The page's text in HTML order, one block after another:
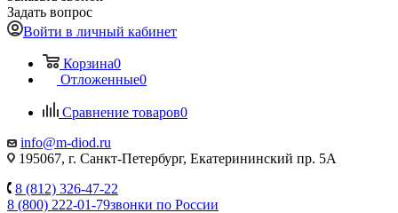
Задать вопрос
Войти в личный кабинет
Корзина0
Отложенные0
Сравнение товаров0
info@m-diod.ru
195067, г. Санкт-Петербург, Екатерининский пр. 5А
8 (812) 326-47-22
8 (800) 222-01-79звонки по России